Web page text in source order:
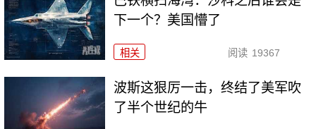
下一个？美国懵了
相关 阅读 19367
波斯这狠厉一击，终结了美军吹
了半个世纪的牛